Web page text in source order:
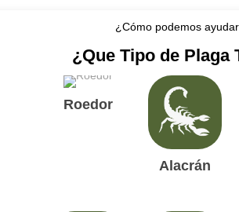
¿Cómo podemos
¿Que Tipo de Plaga
Roedor
Alacrán